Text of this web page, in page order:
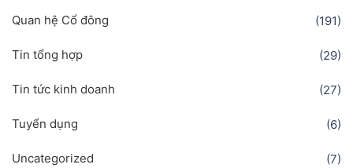
Quan hệ Cổ đông (191)
Tin tổng hợp (29)
Tin tức kinh doanh (27)
Tuyển dụng (6)
Uncategorized (7)